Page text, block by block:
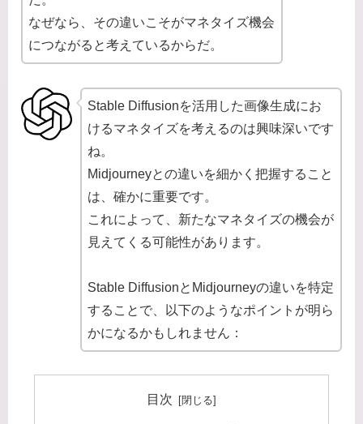
なぜなら、その違いこそがマネタイズ機会
につながると考えているからだ。
Stable Diffusionを活用した画像生成にお
けるマネタイズを考えるのは興味深いです
ね。
Midjourneyとの違いを細かく把握すること
は、確かに重要です。
これによって、新たなマネタイズの機会が
見えてくる可能性があります。
Stable DiffusionとMidjourneyの違いを特定
することで、以下のようなポイントが明ら
かになるかもしれません：
目次